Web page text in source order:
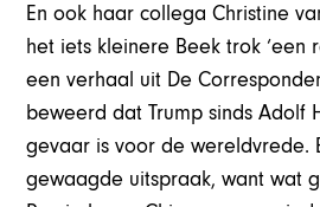
En ook haar collega Christine
het iets kleinere Beek trok ‘een
een verhaal uit De
beweerd dat Trump sinds Adolf
gevaar is voor de wereldvrede.
gewaagde uitspraak, want wat